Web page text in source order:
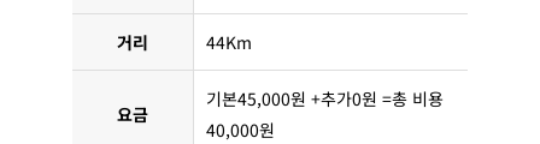
거리 44Km
요금
기본45,000원 +추가0원 =총 비용
40,000원